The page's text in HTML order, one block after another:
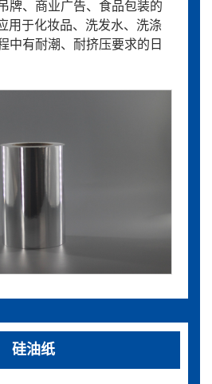
牌、商业广告、食品包装的
用于化妆品、洗发水、洗涤
中有耐潮、耐挤压要求的日
硅油纸